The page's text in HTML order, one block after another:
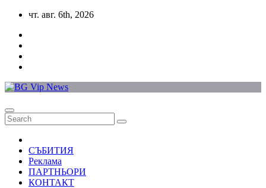
Skip
content
чт. авг. 6th, 2026
СЪБИТИЯ
Реклама
ПАРТНЬОРИ
КОНТАКТ